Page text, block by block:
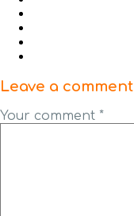
Leave a comment
Your comment *